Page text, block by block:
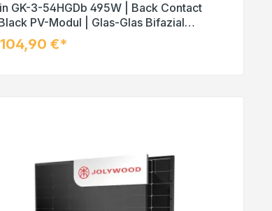
GK-3-54HGDb 495W | Back Contact
PV-Modul | Glas-Glas Bifazial
Kopie
104,90 €*